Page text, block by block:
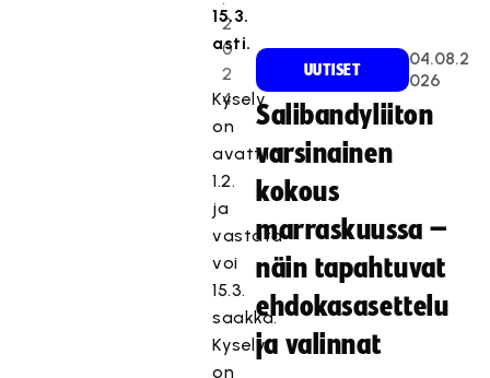
2
0
2
4
15.3.
asti.
Kysely
on
avattiin
1.2.
ja
vastata
voi
15.3.
saakka.
Kysely
on
UUTISET
04.08.2
026
Salibandyliiton
varsinainen
kokous
marraskuussa –
näin tapahtuvat
ehdokasasettelu
ja valinnat